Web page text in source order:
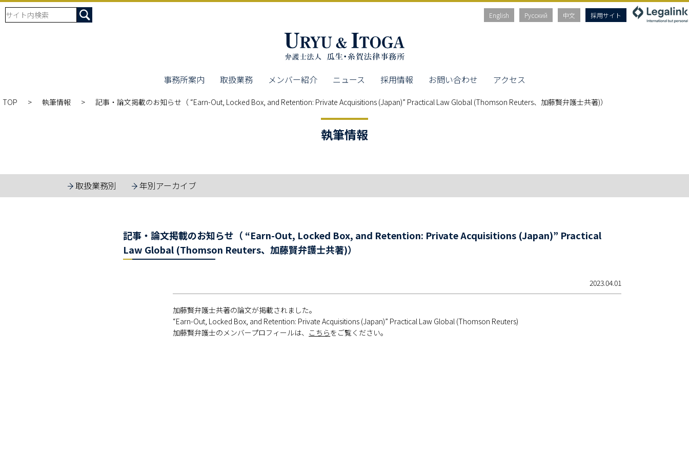
English Русский 中文 採用サイト
事務所案内 取扱業務 メンバー紹介 ニュース 採用情報 お問い合わせ アクセス
TOP 執筆情報 記事・論文掲載のお知らせ（ “Earn-Out, Locked Box, and Retention: Private Acquisitions (Japan)” Practical Law Global (Thomson Reuters、加藤賢弁護士共著)）
執筆情報
取扱業務別 年別アーカイブ
記事・論文掲載のお知らせ（ “Earn-Out, Locked Box, and Retention: Private Acquisitions (Japan)” Practical
Law Global (Thomson Reuters、加藤賢弁護士共著)）
2023.04.01
加藤賢弁護士共著の論文が掲載されました。
“Earn-Out, Locked Box, and Retention: Private Acquisitions (Japan)” Practical Law Global (Thomson Reuters)
加藤賢弁護士のメンバープロフィールは、 こちらをご覧ください。